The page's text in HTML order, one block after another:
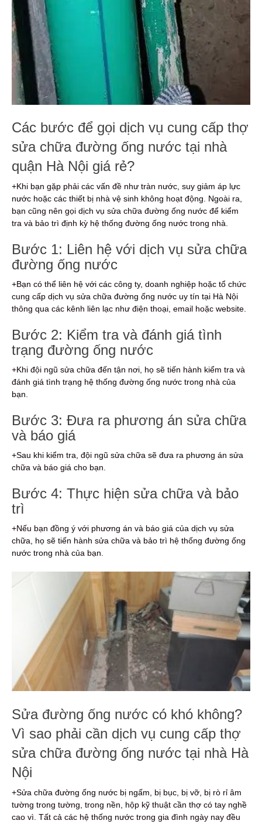
Các bước để gọi dịch vụ cung cấp thợ
sửa chữa đường ống nước tại nhà
quận Hà Nội giá rẻ?
+Khi bạn gặp phải các vấn đề như tràn nước, suy giảm áp lực
nước hoặc các thiết bị nhà vệ sinh không hoạt động. Ngoài ra,
bạn cũng nên gọi dịch vụ sửa chữa đường ống nước để kiểm
tra và bảo trì định kỳ hệ thống đường ống nước trong nhà.
Bước 1: Liên hệ với dịch vụ sửa chữa
đường ống nước
+Bạn có thể liên hệ với các công ty, doanh nghiệp hoặc tổ chức
cung cấp dịch vụ sửa chữa đường ống nước uy tín tại Hà Nội
thông qua các kênh liên lạc như điện thoại, email hoặc website.
Bước 2: Kiểm tra và đánh giá tình
trạng đường ống nước
+Khi đội ngũ sửa chữa đến tận nơi, họ sẽ tiến hành kiểm tra và
đánh giá tình trạng hệ thống đường ống nước trong nhà của
bạn.
Bước 3: Đưa ra phương án sửa chữa
và báo giá
+Sau khi kiểm tra, đội ngũ sửa chữa sẽ đưa ra phương án sửa
chữa và báo giá cho bạn.
Bước 4: Thực hiện sửa chữa và bảo
trì
+Nếu bạn đồng ý với phương án và báo giá của dịch vụ sửa
chữa, họ sẽ tiến hành sửa chữa và bảo trì hệ thống đường ống
nước trong nhà của bạn.
Sửa đường ống nước có khó không?
Vì sao phải cần dịch vụ cung cấp thợ
sửa chữa đường ống nước tại nhà Hà
Nội
+Sửa chữa đường ống nước bị ngấm, bị bục, bị vỡ, bị rò rỉ âm
tường trong tường, trong nền, hộp kỹ thuật cần thợ có tay nghề
cao vì. Tất cả các hệ thống nước trong gia đình ngày nay đều